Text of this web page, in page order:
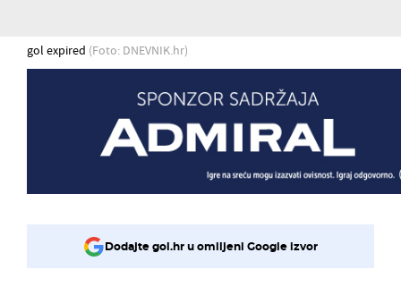
gol expired (Foto: DNEVNIK.hr)
Dodajte gol.hr u omiljeni Google izvor